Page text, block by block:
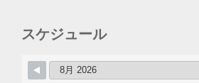
スケジュール